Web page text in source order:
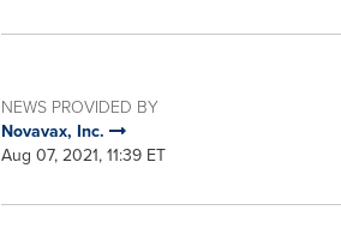
NEWS PROVIDED BY
Novavax, Inc.
Aug 07, 2021, 11:39 ET